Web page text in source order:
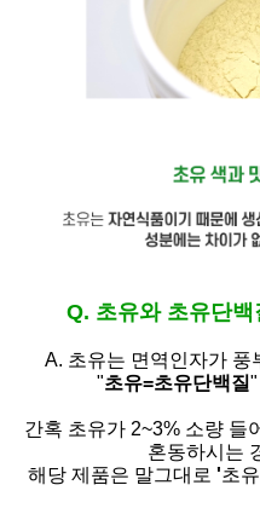
Q. 초유와 초유단
A. 초유는 면역인자가 풍
"초유=초유단백질
간혹 초유가 2~3% 소량 들
혼동하시는
해당 제품은 말그대로 '초